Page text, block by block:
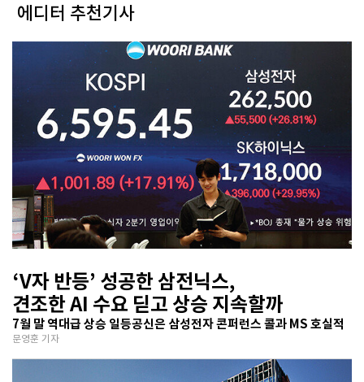
에디터 추천기사
‘V자 반등’ 성공한 삼전닉스,
견조한 AI 수요 딛고 상승 지속할까
7월 말 역대급 상승 일등공신은 삼성전자 콘퍼런스 콜과 MS 호실적
문영훈 기자